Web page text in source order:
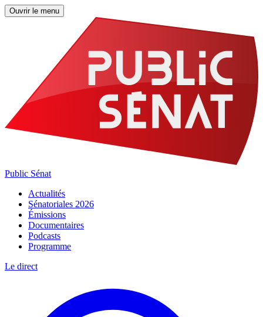
Ouvrir le menu
Public Sénat
Actualités
Sénatoriales 2026
Émissions
Documentaires
Podcasts
Programme
Le direct